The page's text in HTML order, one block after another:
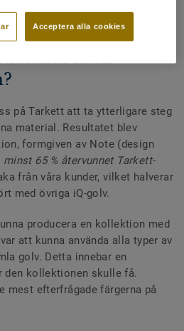
råvara kan
att producera ett
på Tarkett att ta ytterligare steg
material. Resultatet blev
formgiven av Note (design
minst 65 % återvunnet Tarkett-
från våra kunder, vilket halverar
med övriga iQ-golv.
producera en kollektion med
att kunna använda alla typer av
golv. Detta innebar en
den kollektionen skulle få.
mest efterfrågade färgerna på
Acceptera alla cookies